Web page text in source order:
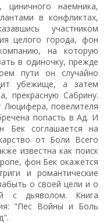
наемника,
в конфликтах,
участником
целого города, фон
на которую
в одиночку, прежде
пути он случайно
убежище, а затем
прекрасную Сабрину.
повелителя
попасть в Ад. И
соглашается на
от Боли Всего
известна как поиск
фон Бек окажется
и романтические
о своей цели и о
с дьяволом. Книга
"Пес Войны и Боль